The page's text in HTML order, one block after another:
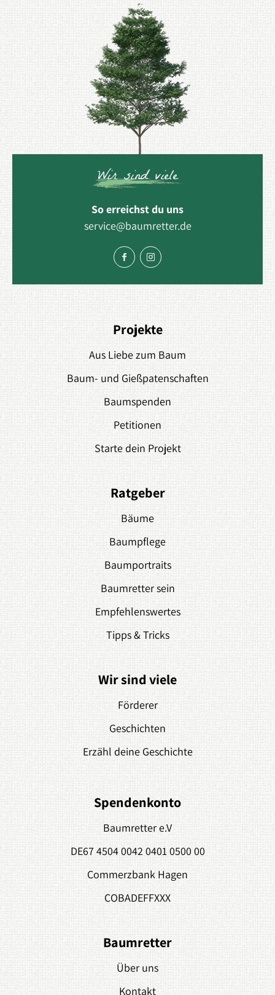
Wir sind viele
So erreichst du uns
service@baumretter.de
Projekte
Aus Liebe zum Baum
Baum- und Gießpatenschaften
Baumspenden
Petitionen
Starte dein Projekt
Ratgeber
Bäume
Baumpflege
Baumportraits
Baumretter sein
Empfehlenswertes
Tipps & Tricks
Wir sind viele
Förderer
Geschichten
Erzähl deine Geschichte
Spendenkonto
Baumretter e.V
DE67 4504 0042 0401 0500 00
Commerzbank Hagen
COBADEFFXXX
Baumretter
Über uns
Kontakt